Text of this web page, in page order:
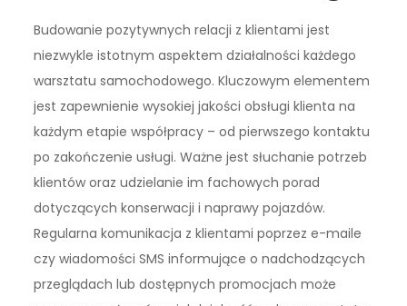
Budowanie pozytywnych relacji z klientami jest
niezwykle istotnym aspektem działalności każdego
warsztatu samochodowego. Kluczowym elementem
jest zapewnienie wysokiej jakości obsługi klienta na
każdym etapie współpracy – od pierwszego kontaktu
po zakończenie usługi. Ważne jest słuchanie potrzeb
klientów oraz udzielanie im fachowych porad
dotyczących konserwacji i naprawy pojazdów.
Regularna komunikacja z klientami poprzez e-maile
czy wiadomości SMS informujące o nadchodzących
przeglądach lub dostępnych promocjach może